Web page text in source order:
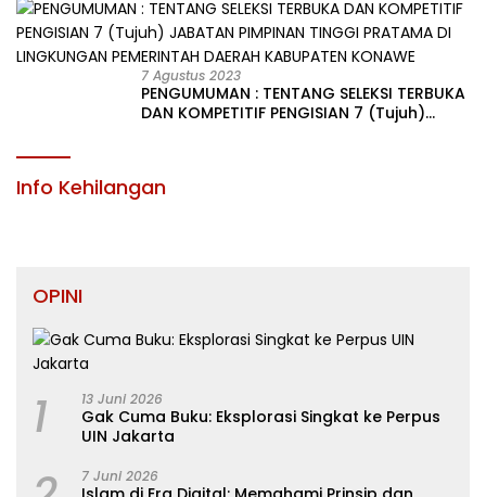
KABUPATEN KONAWE
7 Agustus 2023
PENGUMUMAN : TENTANG SELEKSI TERBUKA
DAN KOMPETITIF PENGISIAN 7 (Tujuh)
Info Kehilangan
OPINI
1 13 Juni 2026
Gak Cuma Buku: Eksplorasi Singkat ke Perpus
UIN Jakarta
7 Juni 2026